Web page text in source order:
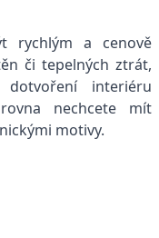
rychlým a cenově
či tepelných ztrát,
interiéru
nechcete mít
motivy.